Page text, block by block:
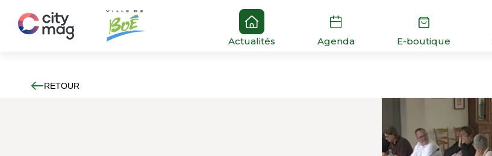
Actualités Agenda E-boutique
RETOUR